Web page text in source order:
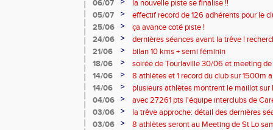
06/07
la nouvelle piste se finalise !!
05/07
>
effectif record de 126 adhérents pour le
25/06
>
ça avance coté piste !
24/06
>
dernières séances avant la trêve !
2026/2027 !
21/06 >
bilan 10 kms + semi féminin
18/06
>
soirée de Tourlaville 30/06 et meeting
inscriptions
14/06 >
8 athlètes et 1 record du club sur 1500m
14/06
>
plusieurs athlètes montrent le maillot sur
04/06
>
avec 27261 pts l'équipe interclubs de
!!
03/06 >
la trêve approche: détail des dernières
entraineurs pour saison 2026/2027 !
03/06 >
8 athlètes seront au Meeting de St Lo